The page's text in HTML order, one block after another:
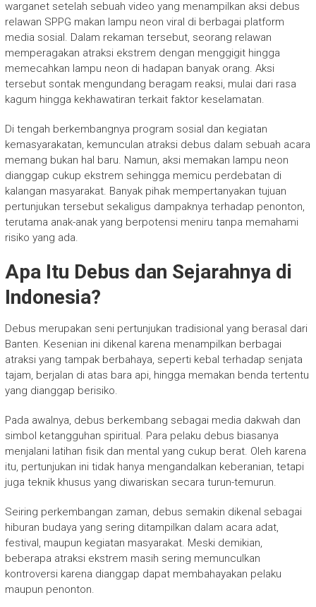
warganet setelah sebuah video yang menampilkan aksi debus
relawan SPPG makan lampu neon viral di berbagai platform
media sosial. Dalam rekaman tersebut, seorang relawan
memperagakan atraksi ekstrem dengan menggigit hingga
memecahkan lampu neon di hadapan banyak orang. Aksi
tersebut sontak mengundang beragam reaksi, mulai dari rasa
kagum hingga kekhawatiran terkait faktor keselamatan.
Di tengah berkembangnya program sosial dan kegiatan
kemasyarakatan, kemunculan atraksi debus dalam sebuah acara
memang bukan hal baru. Namun, aksi memakan lampu neon
dianggap cukup ekstrem sehingga memicu perdebatan di
kalangan masyarakat. Banyak pihak mempertanyakan tujuan
pertunjukan tersebut sekaligus dampaknya terhadap penonton,
terutama anak-anak yang berpotensi meniru tanpa memahami
risiko yang ada.
Apa Itu Debus dan Sejarahnya di
Indonesia?
Debus merupakan seni pertunjukan tradisional yang berasal dari
Banten. Kesenian ini dikenal karena menampilkan berbagai
atraksi yang tampak berbahaya, seperti kebal terhadap senjata
tajam, berjalan di atas bara api, hingga memakan benda tertentu
yang dianggap berisiko.
Pada awalnya, debus berkembang sebagai media dakwah dan
simbol ketangguhan spiritual. Para pelaku debus biasanya
menjalani latihan fisik dan mental yang cukup berat. Oleh karena
itu, pertunjukan ini tidak hanya mengandalkan keberanian, tetapi
juga teknik khusus yang diwariskan secara turun-temurun.
Seiring perkembangan zaman, debus semakin dikenal sebagai
hiburan budaya yang sering ditampilkan dalam acara adat,
festival, maupun kegiatan masyarakat. Meski demikian,
beberapa atraksi ekstrem masih sering memunculkan
kontroversi karena dianggap dapat membahayakan pelaku
maupun penonton.